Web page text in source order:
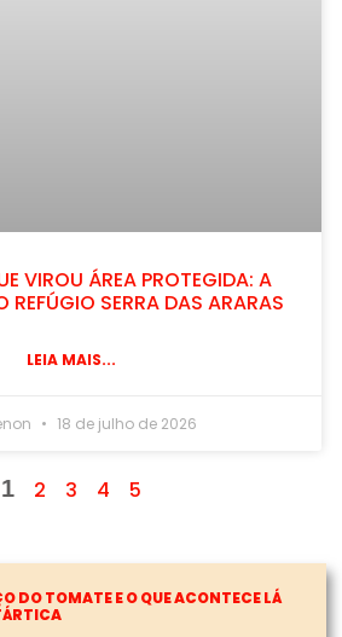
VIROU ÁREA PROTEGIDA: A
REFÚGIO SERRA DAS ARARAS
LEIA MAIS...
18 de julho de 2026
1 2 3 4 5
DO TOMATE E O QUE ACONTECE LÁ